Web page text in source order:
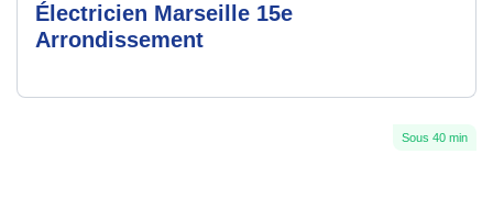
Électricien Marseille 15e
Arrondissement
Sous 40 min